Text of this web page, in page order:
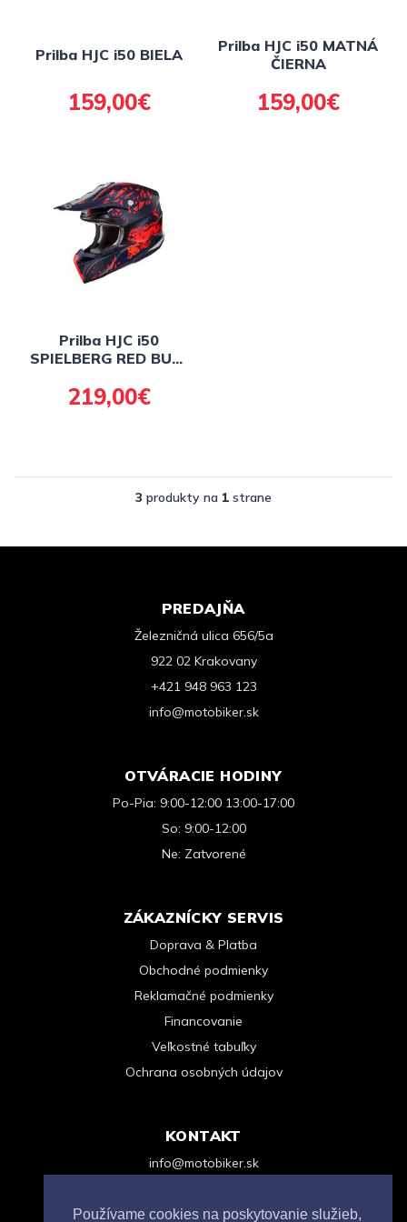
Používame cookies na poskytovanie služieb,
Prilba HJC i50 BIELA
159,00€
Prilba HJC i50 MATNÁ
ČIERNA
159,00€
Prilba HJC i50
SPIELBERG RED BULL
219,00€
3 produkty na 1 strane
PREDAJŇA
Železničná ulica 656/5a
922 02 Krakovany
+421 948 963 123
info@motobiker.sk
OTVÁRACIE HODINY
Po-Pia: 9:00-12:00 13:00-17:00
So: 9:00-12:00
Ne: Zatvorené
ZÁKAZNÍCKY SERVIS
Doprava & Platba
Obchodné podmienky
Reklamačné podmienky
Financovanie
Veľkostné tabuľky
Ochrana osobných údajov
KONTAKT
info@motobiker.sk
Kontaktný formulár